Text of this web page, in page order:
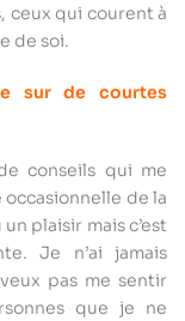
ceux qui courent à
de soi.
sur de courtes
conseils qui me
de la
plaisir mais c’est
Je n’ai jamais
pas me sentir
que je ne